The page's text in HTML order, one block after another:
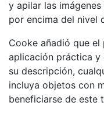
y apilar las
por encima del nivel
Cooke añadió que
aplicación práctica y
su descripción,
incluya objetos con
beneficiarse de este